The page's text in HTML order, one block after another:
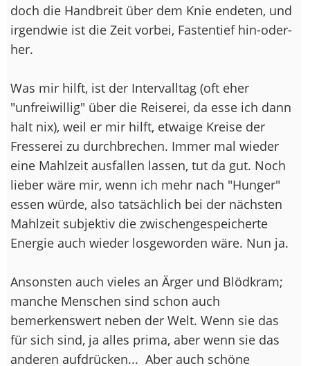
doch die Handbreit über dem Knie endeten, und
irgendwie ist die Zeit vorbei, Fastentief hin-oder-
her.
Was mir hilft, ist der Intervalltag (oft eher
"unfreiwillig" über die Reiserei, da esse ich dann
halt nix), weil er mir hilft, etwaige Kreise der
Fresserei zu durchbrechen. Immer mal wieder
eine Mahlzeit ausfallen lassen, tut da gut. Noch
lieber wäre mir, wenn ich mehr nach "Hunger"
essen würde, also tatsächlich bei der nächsten
Mahlzeit subjektiv die zwischengespeicherte
Energie auch wieder losgeworden wäre. Nun ja.
Ansonsten auch vieles an Ärger und Blödkram;
manche Menschen sind schon auch
bemerkenswert neben der Welt. Wenn sie das
für sich sind, ja alles prima, aber wenn sie das
anderen aufdrücken... Aber auch schöne